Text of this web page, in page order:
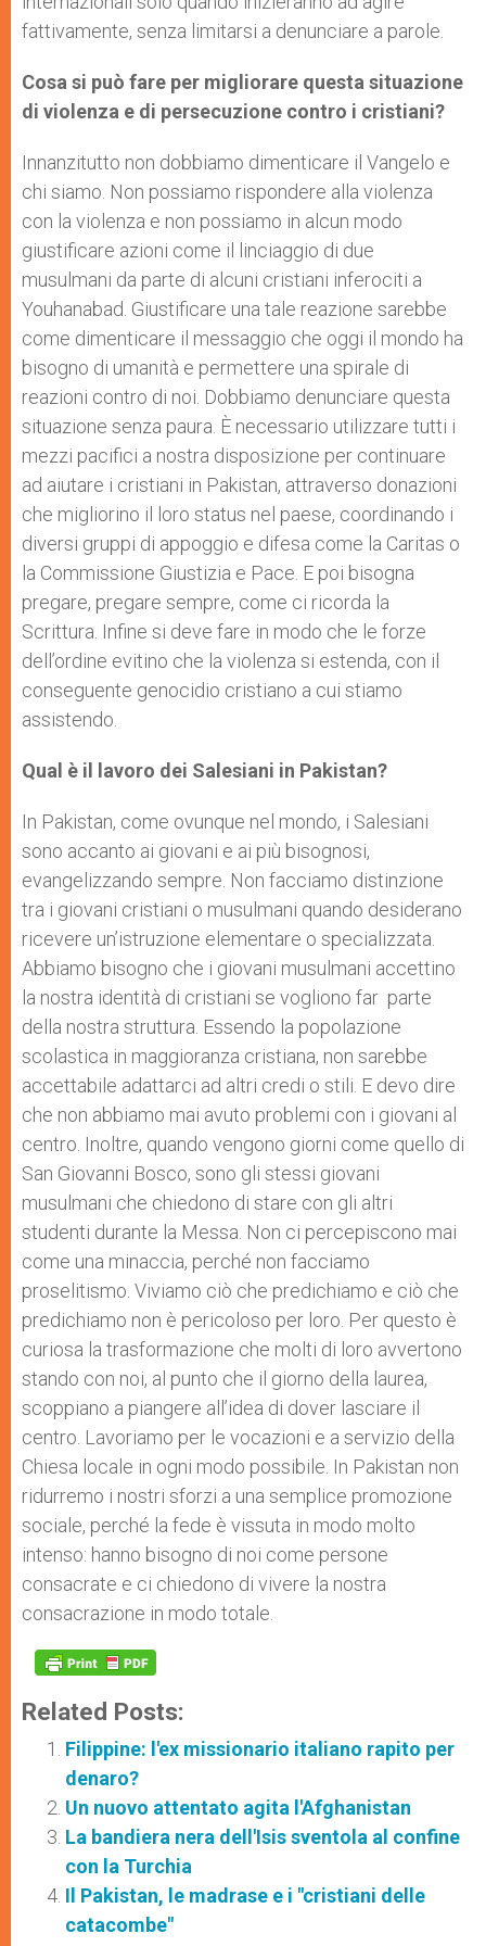
fattivamente, senza limitarsi a denunciare a parole.
Cosa si può fare per migliorare questa situazione
di violenza e di persecuzione contro i cristiani?
Innanzitutto non dobbiamo dimenticare il Vangelo e
chi siamo. Non possiamo rispondere alla violenza
con la violenza e non possiamo in alcun modo
giustificare azioni come il linciaggio di due
musulmani da parte di alcuni cristiani inferociti a
Youhanabad. Giustificare una tale reazione sarebbe
come dimenticare il messaggio che oggi il mondo ha
bisogno di umanità e permettere una spirale di
reazioni contro di noi. Dobbiamo denunciare questa
situazione senza paura. È necessario utilizzare tutti i
mezzi pacifici a nostra disposizione per continuare
ad aiutare i cristiani in Pakistan, attraverso donazioni
che migliorino il loro status nel paese, coordinando i
diversi gruppi di appoggio e difesa come la Caritas o
la Commissione Giustizia e Pace. E poi bisogna
pregare, pregare sempre, come ci ricorda la
Scrittura. Infine si deve fare in modo che le forze
dell’ordine evitino che la violenza si estenda, con il
conseguente genocidio cristiano a cui stiamo
assistendo.
Qual è il lavoro dei Salesiani in Pakistan?
In Pakistan, come ovunque nel mondo, i Salesiani
sono accanto ai giovani e ai più bisognosi,
evangelizzando sempre. Non facciamo distinzione
tra i giovani cristiani o musulmani quando desiderano
ricevere un’istruzione elementare o specializzata.
Abbiamo bisogno che i giovani musulmani accettino
la nostra identità di cristiani se vogliono far parte
della nostra struttura. Essendo la popolazione
scolastica in maggioranza cristiana, non sarebbe
accettabile adattarci ad altri credi o stili. E devo dire
che non abbiamo mai avuto problemi con i giovani al
centro. Inoltre, quando vengono giorni come quello di
San Giovanni Bosco, sono gli stessi giovani
musulmani che chiedono di stare con gli altri
studenti durante la Messa. Non ci percepiscono mai
come una minaccia, perché non facciamo
proselitismo. Viviamo ciò che predichiamo e ciò che
predichiamo non è pericoloso per loro. Per questo è
curiosa la trasformazione che molti di loro avvertono
stando con noi, al punto che il giorno della laurea,
scoppiano a piangere all’idea di dover lasciare il
centro. Lavoriamo per le vocazioni e a servizio della
Chiesa locale in ogni modo possibile. In Pakistan non
ridurremo i nostri sforzi a una semplice promozione
sociale, perché la fede è vissuta in modo molto
intenso: hanno bisogno di noi come persone
consacrate e ci chiedono di vivere la nostra
consacrazione in modo totale.
Related Posts:
Filippine: l'ex missionario italiano rapito per
denaro?
Un nuovo attentato agita l'Afghanistan
La bandiera nera dell'Isis sventola al confine
con la Turchia
Il Pakistan, le madrase e i "cristiani delle
catacombe"